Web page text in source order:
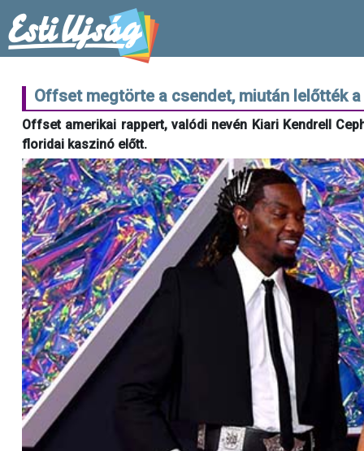
Offset megtörte a csendet, miután lelőtték
Offset amerikai rappert, valódi nevén Kiari Kendrell
floridai kaszinó előtt.